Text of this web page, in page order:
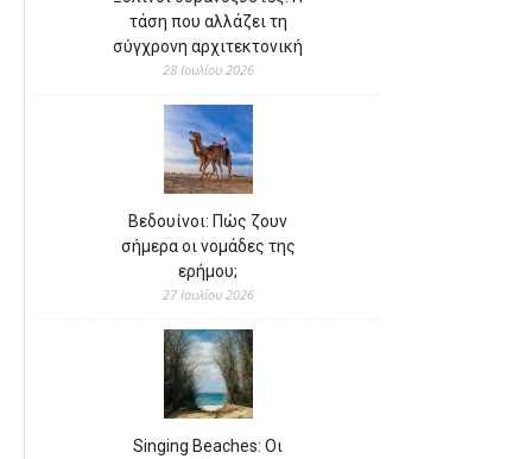
τάση που αλλάζει τη
σύγχρονη αρχιτεκτονική
28 Ιουλίου 2026
Βεδουίνοι: Πώς ζουν
σήμερα οι νομάδες της
ερήμου;
27 Ιουλίου 2026
Singing Beaches: Οι